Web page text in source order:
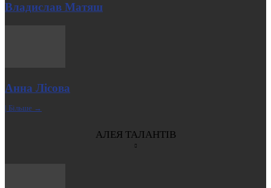
Владислав Матяш
Анна Лісова
| Більше →
АЛЕЯ ТАЛАНТІВ